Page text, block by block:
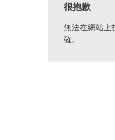
很抱歉
無法在網站上
確。